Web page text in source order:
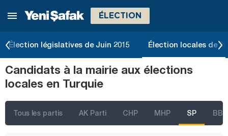
ÉLECTION
Élection législatives de Juin 2015 Élection locales de
Candidats à la mairie aux élections
locales en Turquie
Tous les partis AK Parti CHP MHP SP BBP
Muş
Ordu
Osmaniye
Sakarya